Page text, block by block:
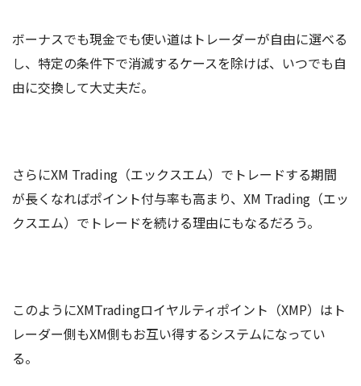
ボーナスでも現金でも使い道はトレーダーが自由に選べる
し、特定の条件下で消滅するケースを除けば、いつでも自
由に交換して大丈夫だ。
さらにXM Trading（エックスエム）でトレードする期間
が長くなればポイント付与率も高まり、XM Trading（エッ
クスエム）でトレードを続ける理由にもなるだろう。
このようにXMTradingロイヤルティポイント（XMP）はト
レーダー側もXM側もお互い得するシステムになってい
る。